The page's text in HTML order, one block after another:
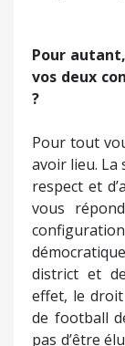
Pour
vos deux
?
Pour tout
avoir lieu.
respect et
vous
district et
effet, le droit
de football
pas d’être